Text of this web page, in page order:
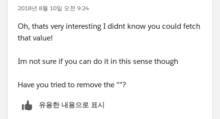
2018년 8월 10일 오전 9:24
Oh, thats very interesting I didnt know you could fetch
that value!
Im not sure if you can do it in this sense though
Have you tried to remove the ""?
유용한 내용으로 표시